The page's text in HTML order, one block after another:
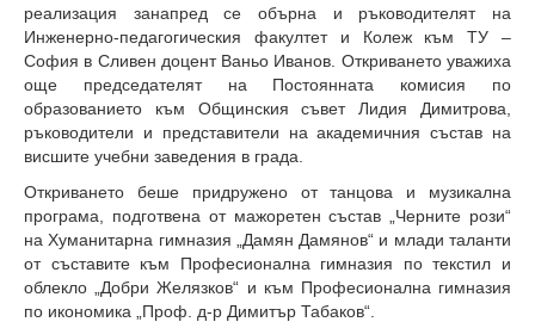
реализация занапред се обърна и ръководителят на
Инженерно-педагогическия факултет и Колеж към ТУ –
София в Сливен доцент Ваньо Иванов. Откриването уважиха
още председателят на Постоянната комисия по
образованието към Общинския съвет Лидия Димитрова,
ръководители и представители на академичния състав на
висшите учебни заведения в града.
Откриването беше придружено от танцова и музикална
програма, подготвена от мажоретен състав „Черните рози“
на Хуманитарна гимназия „Дамян Дамянов“ и млади таланти
от съставите към Професионална гимназия по текстил и
облекло „Добри Желязков“ и към Професионална гимназия
по икономика „Проф. д-р Димитър Табаков“.